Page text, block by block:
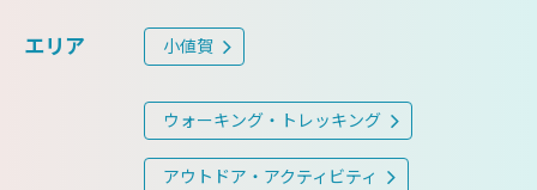
エリア 小値賀
ウォーキング・トレッキング
アウトドア・アクティビティ